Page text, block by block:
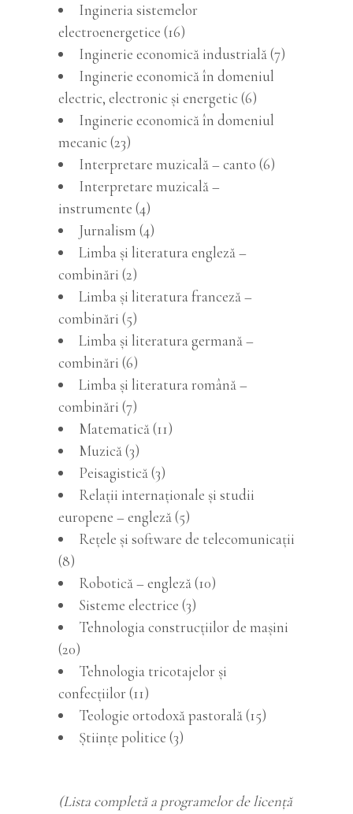
Ingineria sistemelor
electroenergetice (16)
Inginerie economică industrială (7)
Inginerie economică în domeniul
electric, electronic şi energetic (6)
Inginerie economică în domeniul
mecanic (23)
Interpretare muzicală – canto (6)
Interpretare muzicală –
instrumente (4)
Jurnalism (4)
Limba şi literatura engleză –
combinări (2)
Limba şi literatura franceză –
combinări (5)
Limba şi literatura germană –
combinări (6)
Limba şi literatura română –
combinări (7)
Matematică (11)
Muzică (3)
Peisagistică (3)
Relaţii internaţionale şi studii
europene – engleză (5)
Reţele şi software de telecomunicaţii
(8)
Robotică – engleză (10)
Sisteme electrice (3)
Tehnologia construcţiilor de maşini
(20)
Tehnologia tricotajelor şi
confecţiilor (11)
Teologie ortodoxă pastorală (15)
Ştiinţe politice (3)
(Lista completă a programelor de licență